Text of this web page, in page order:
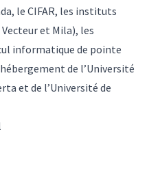
le CIFAR, les instituts
et Mila), les
informatique de pointe
de l’Université
et de l’Université de